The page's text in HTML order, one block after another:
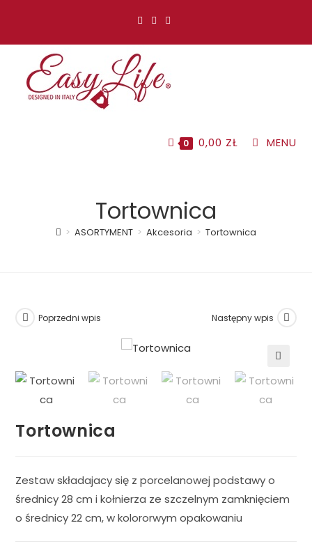
0 0,00 ZŁ MENU
Tortownica
> ASORTYMENT > Akcesoria > Tortownica
Poprzedni wpis Następny wpis
🔍
Tortownica
Zestaw składajacy się z porcelanowej podstawy o
średnicy 28 cm i kołnierza ze szczelnym zamknięciem
o średnicy 22 cm, w kolororwym opakowaniu